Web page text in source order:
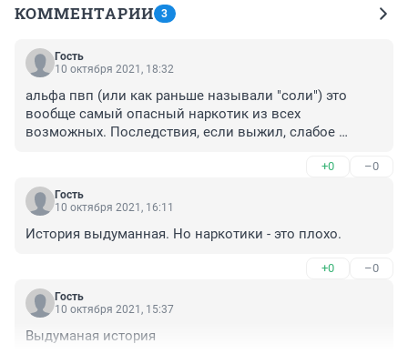
КОММЕНТАРИИ 3
Гость
10 октября 2021, 18:32
альфа пвп (или как раньше называли "соли") это
вообще самый опасный наркотик из всех
возможных. Последствия, если выжил, слабое
серьезные психические заболевания и депрессии
длящиеся годами. Очень мало людей, которые
остались нормальными, в основном те, кто недолго
+0 –0
Гость
10 октября 2021, 16:11
История выдуманная. Но наркотики - это плохо.
+0 –0
Гость
10 октября 2021, 15:37
Выдуманая история